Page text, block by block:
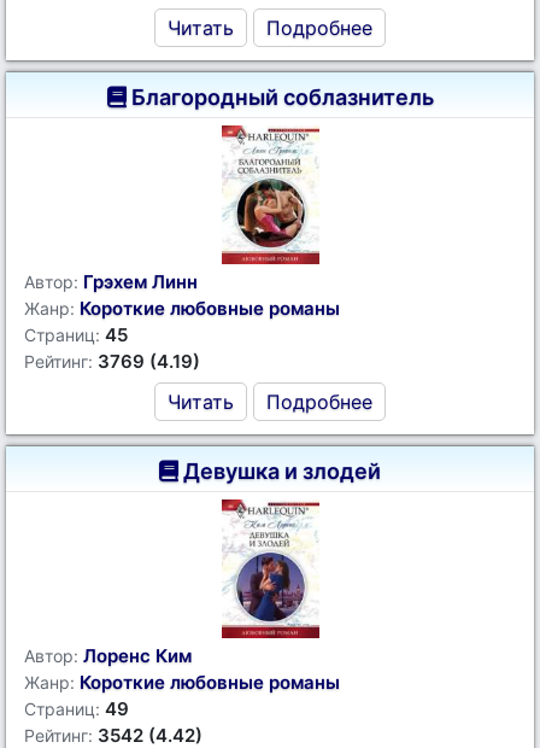
Читать Подробнее
Благородный соблазнитель
Автор: Грэхем Линн
Жанр: Короткие любовные романы
Страниц: 45
Рейтинг: 3769 (4.19)
Читать Подробнее
Девушка и злодей
Автор: Лоренс Ким
Жанр: Короткие любовные романы
Страниц: 49
Рейтинг: 3542 (4.42)